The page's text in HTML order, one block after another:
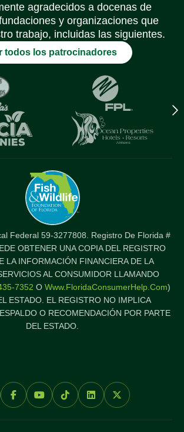
agradecidos a docenas de
y organizaciones que
trabajo, incluidas las siguientes.
todos los patrocinadores
Federal 59-3277808. Registro De Florida #
OBTENER UNA COPIA DEL REGISTRO
LA INFORMACIÓN FINANCIERA DE LA
AL CONSUMIDOR LLAMANDO
7352 O Www.FloridaConsumerHelp.com)
ESTADO. EL REGISTRO NO IMPLICA
O RECOMENDACIÓN POR PARTE
DEL ESTADO.